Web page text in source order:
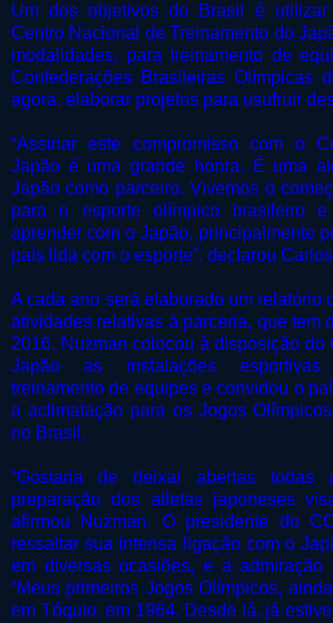
Um dos objetivos do Brasil é
Centro Nacional de Treinamento do
modalidades, para treinamento de
Confederações Brasileiras Olímpicas
agora, elaborar projetos para usufruir
“Assinar este compromisso com o
Japão é uma grande honra. É uma
Japão como parceiro. Vivemos o
para o esporte olímpico brasileiro
aprender com o Japão, principalmente
país lida com o esporte”, declarou
A cada ano será elaborado um relatório
atividades relativas à parceria, que tem
2016. Nuzman colocou à disposição do
Japão as instalações
treinamento de equipes e convidou o
a aclimatação para os Jogos
no Brasil.
“Gostaria de deixar abertas
preparação dos atletas japoneses
afirmou Nuzman. O presidente do
ressaltar sua intensa ligação com o
em diversas ocasiões, e a admiração
“Meus primeiros Jogos Olímpicos,
em Tóquio, em 1964. Desde lá, já